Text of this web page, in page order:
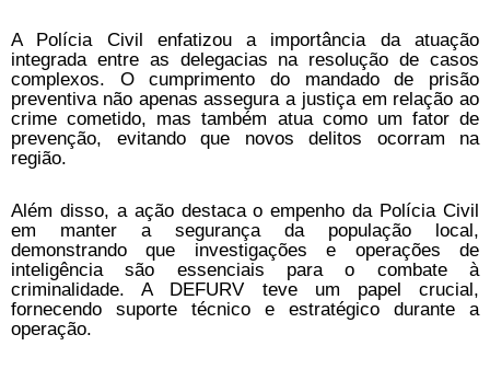
A Polícia Civil enfatizou a importância da atuação
integrada entre as delegacias na resolução de casos
complexos. O cumprimento do mandado de prisão
preventiva não apenas assegura a justiça em relação ao
crime cometido, mas também atua como um fator de
prevenção, evitando que novos delitos ocorram na
região.
Além disso, a ação destaca o empenho da Polícia Civil
em manter a segurança da população local,
demonstrando que investigações e operações de
inteligência são essenciais para o combate à
criminalidade. A DEFURV teve um papel crucial,
fornecendo suporte técnico e estratégico durante a
operação.